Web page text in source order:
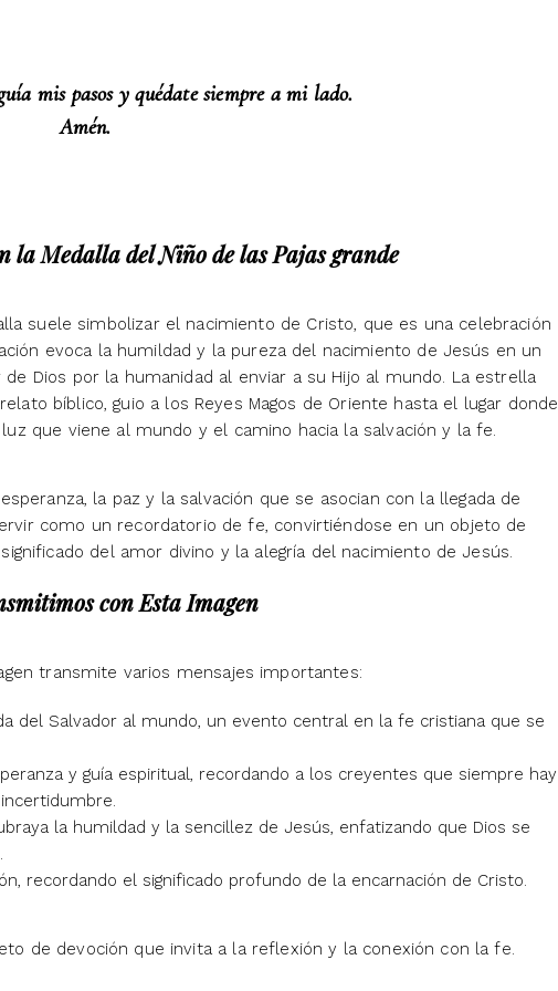
mis pasos y quédate siempre a mi lado.
Amén.
la Medalla del Niño de las Pajas grande
suele simbolizar el nacimiento de Cristo, que es una celebración
evoca la humildad y la pureza del nacimiento de Jesús en un
Dios por la humanidad al enviar a su Hijo al mundo. La estrella
bíblico, guio a los Reyes Magos de Oriente hasta el lugar donde
que viene al mundo y el camino hacia la salvación y la fe.
la paz y la salvación que se asocian con la llegada de
como un recordatorio de fe, convirtiéndose en un objeto de
del amor divino y la alegría del nacimiento de Jesús.
con Esta Imagen
transmite varios mensajes importantes:
del Salvador al mundo, un evento central en la fe cristiana que se
y guía espiritual, recordando a los creyentes que siempre hay
la humildad y la sencillez de Jesús, enfatizando que Dios se
recordando el significado profundo de la encarnación de Cristo.
de devoción que invita a la reflexión y la conexión con la fe.